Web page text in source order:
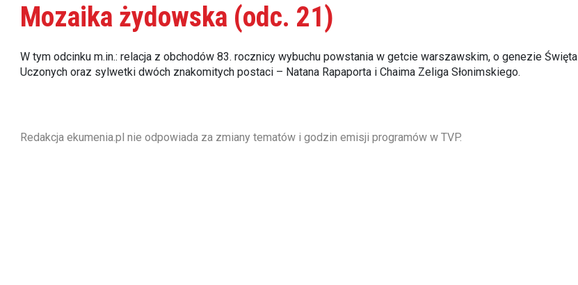
Mozaika żydowska (odc. 21)
W tym odcinku m.in.: relacja z obchodów 83. rocznicy wybuchu powstania w getcie warszawskim, o genezie Święta
Uczonych oraz sylwetki dwóch znakomitych postaci – Natana Rapaporta i Chaima Zeliga Słonimskiego.
Redakcja ekumenia.pl nie odpowiada za zmiany tematów i godzin emisji programów w TVP.